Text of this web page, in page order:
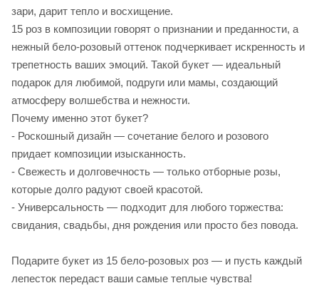
зари, дарит тепло и восхищение.
15 роз в композиции говорят о признании и преданности, а
нежный бело-розовый оттенок подчеркивает искренность и
трепетность ваших эмоций. Такой букет — идеальный
подарок для любимой, подруги или мамы, создающий
атмосферу волшебства и нежности.
Почему именно этот букет?
- Роскошный дизайн — сочетание белого и розового
придает композиции изысканность.
- Свежесть и долговечность — только отборные розы,
которые долго радуют своей красотой.
- Универсальность — подходит для любого торжества:
свидания, свадьбы, дня рождения или просто без повода.
Подарите букет из 15 бело-розовых роз — и пусть каждый
лепесток передаст ваши самые теплые чувства!